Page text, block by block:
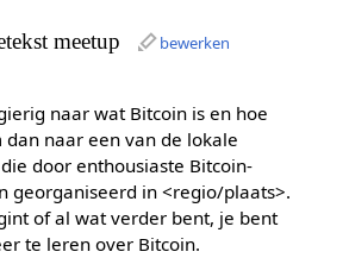
meetup
bewerken
naar wat Bitcoin is en hoe
dan naar een van de lokale
door enthousiaste Bitcoin-
georganiseerd in <regio/plaats>.
of al wat verder bent, je bent
te leren over Bitcoin.